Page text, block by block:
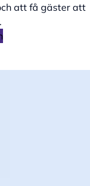
att få gäster att